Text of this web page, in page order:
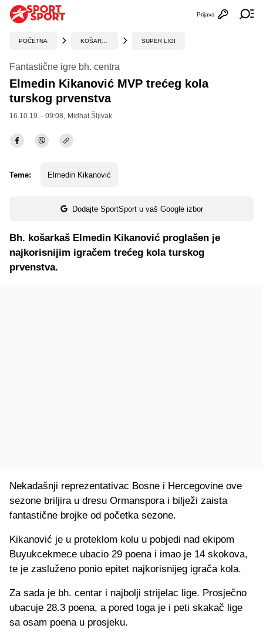
Otvori
Prijava
POČETNA SUPER LIGI
Fantastične igre bh. centra
Elmedin Kikanović MVP trećeg kola
turskog prvenstva
16.10.19. - 09:08, Midhat Šljivak
Teme: Elmedin Kikanović
Dodajte SportSport u vaš Google izbor
Bh. košarkaš Elmedin Kikanović proglašen je
najkorisnijim igračem trećeg kola turskog
prvenstva.
Nekadašnji reprezentativac Bosne i Hercegovine ove
sezone briljira u dresu Ormanspora i bilježi zaista
fantastične brojke od početka sezone.
Kikanović je u proteklom kolu u pobjedi nad ekipom
Buyukcekmece ubacio 29 poena i imao je 14 skokova,
te je zasluženo ponio epitet najkorisnijeg igrača kola.
Za sada je bh. centar i najbolji strijelac lige. Prosječno
ubacuje 28.3 poena, a pored toga je i peti skakač lige
sa osam poena u prosjeku.